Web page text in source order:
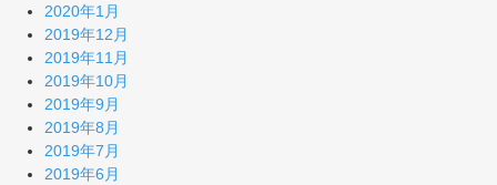
2020年1月
2019年12月
2019年11月
2019年10月
2019年9月
2019年8月
2019年7月
2019年6月